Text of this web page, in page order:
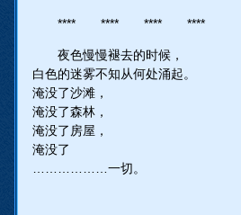
**** **** **** ****
夜色慢慢褪去的时候，
白色的迷雾不知从何处涌起。
淹没了沙滩，
淹没了森林，
淹没了房屋，
淹没了
………………一切。